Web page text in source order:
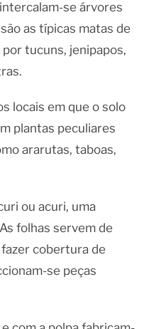
se árvores
as típicas matas de
tucuns, jenipapos,
locais em que o solo
plantas peculiares
ararutas, taboas,
ou acuri, uma
folhas servem de
cobertura de
se peças